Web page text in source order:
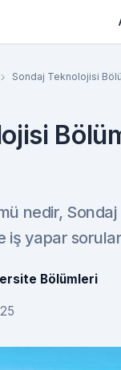
Sondaj Teknolojisi
nedir,
iş yapar
Bölümleri